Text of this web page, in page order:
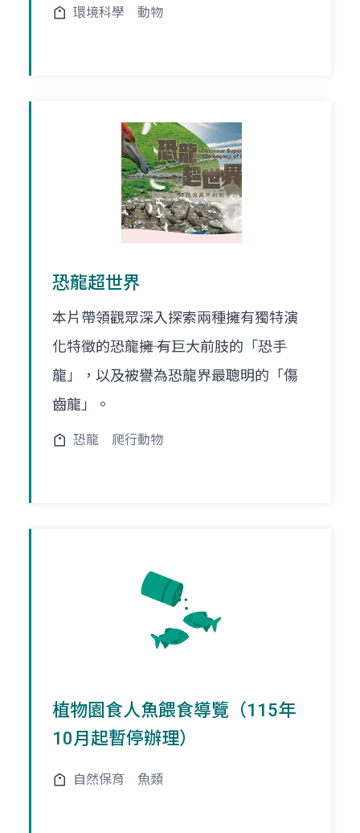
環境科學 動物
恐龍超世界
本片帶領觀眾深入探索兩種擁有獨特演
化特徵的恐龍――擁 有巨大前肢的「恐手
龍」，以及被譽為恐龍界最聰明的「傷
齒龍」。
恐龍 爬行動物
植物園食人魚餵食導覽（115年
10月起暫停辦理）
自然保育 魚類